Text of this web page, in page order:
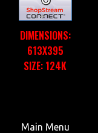
DIMENSIONS:
613X395
SIZE: 124K
Main Menu